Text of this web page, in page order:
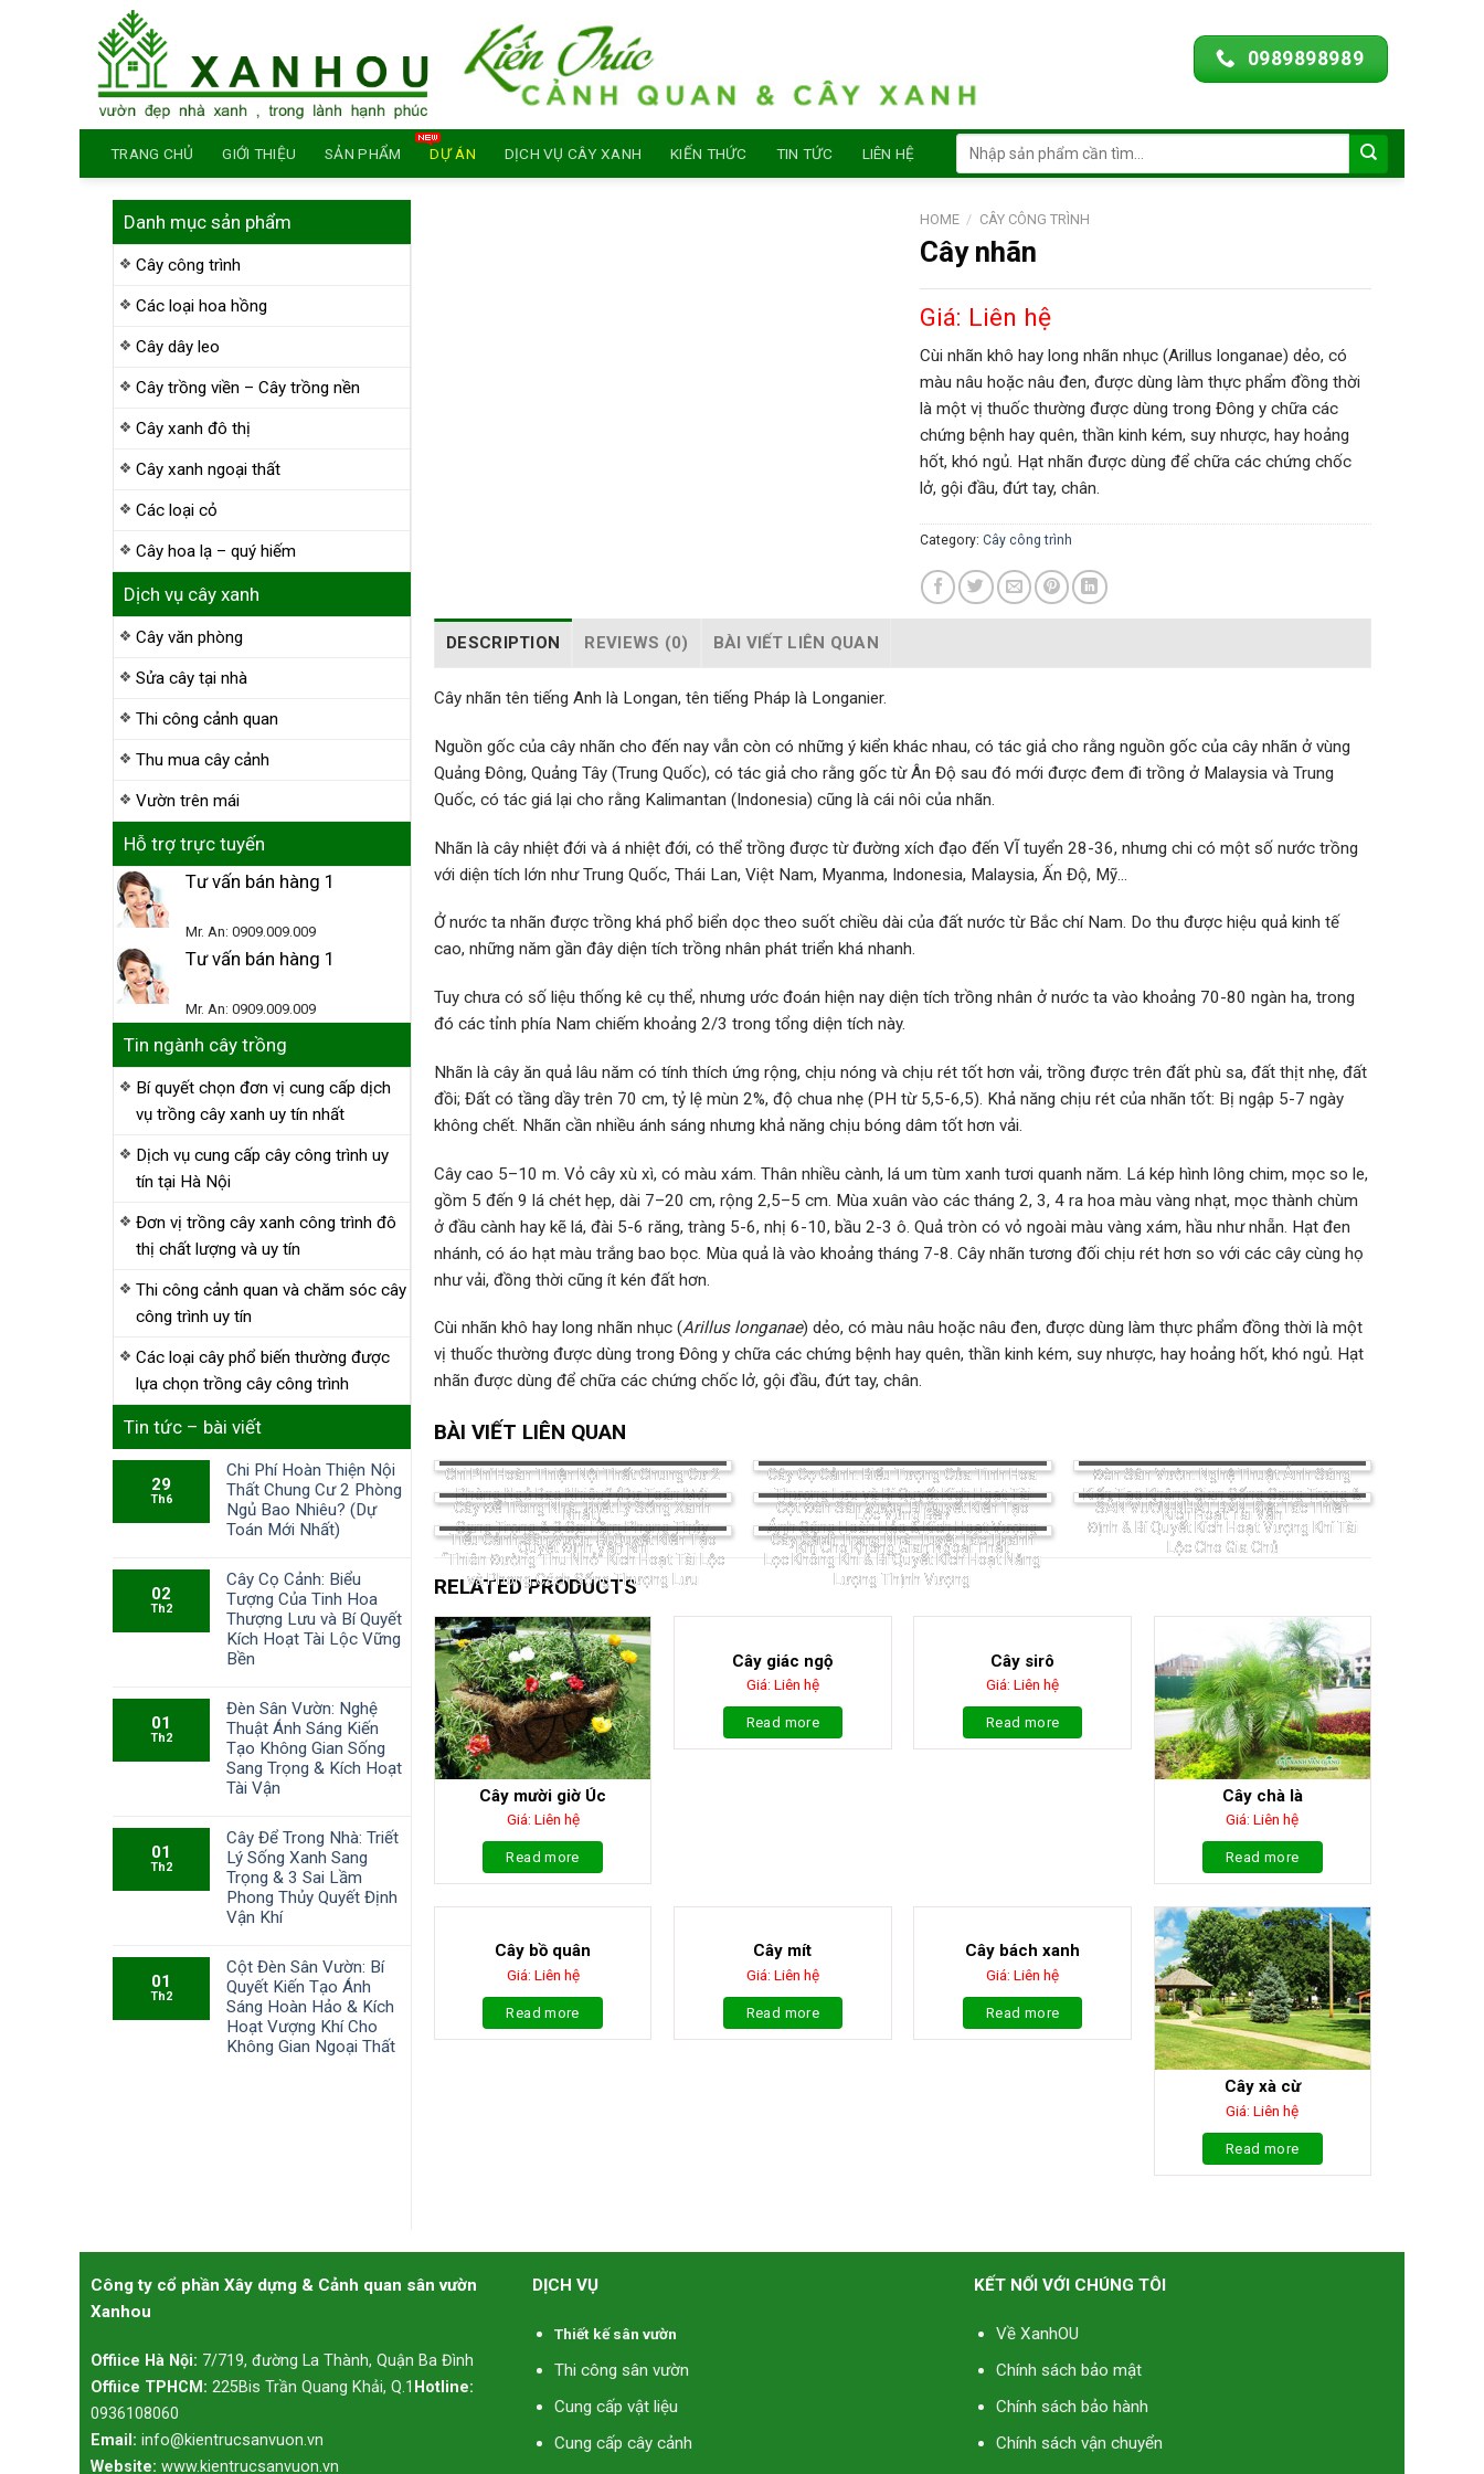
content
0989898989
TRANG CHỦ GIỚI THIỆU SẢN PHẨM DỰ ÁN DỊCH VỤ CÂY XANH KIẾN THỨC TIN TỨC LIÊN HỆ
for:
Danh mục sản phẩm
Cây công trình
Các loại hoa hồng
Cây dây leo
Cây trồng viền – Cây trồng nền
Cây xanh đô thị
Cây xanh ngoại thất
Các loại cỏ
Cây hoa lạ – quý hiếm
Dịch vụ cây xanh
Cây văn phòng
Sửa cây tại nhà
Thi công cảnh quan
Thu mua cây cảnh
Vườn trên mái
Hỗ trợ trực tuyến
Tư vấn bán hàng 1
Mr. An: 0909.009.009
Tư vấn bán hàng 1
Mr. An: 0909.009.009
Tin ngành cây trồng
Bí quyết chọn đơn vị cung cấp dịch
vụ trồng cây xanh uy tín nhất
Dịch vụ cung cấp cây công trình uy
tín tại Hà Nội
Đơn vị trồng cây xanh công trình đô
thị chất lượng và uy tín
Thi công cảnh quan và chăm sóc cây
công trình uy tín
Các loại cây phổ biến thường được
lựa chọn trồng cây công trình
Tin tức – bài viết
29
Th6
Chi Phí Hoàn Thiện Nội
Thất Chung Cư 2 Phòng
Ngủ Bao Nhiêu? (Dự
Toán Mới Nhất)
02
Th2
Cây Cọ Cảnh: Biểu
Tượng Của Tinh Hoa
Thượng Lưu và Bí Quyết
Kích Hoạt Tài Lộc Vững
Bền
01
Th2
Đèn Sân Vườn: Nghệ
Thuật Ánh Sáng Kiến
Tạo Không Gian Sống
Sang Trọng & Kích Hoạt
Tài Vận
01
Th2
Cây Để Trong Nhà: Triết
Lý Sống Xanh Sang
Trọng & 3 Sai Lầm
Phong Thủy Quyết Định
Vận Khí
01
Th2
Cột Đèn Sân Vườn: Bí
Quyết Kiến Tạo Ánh
Sáng Hoàn Hảo & Kích
Hoạt Vượng Khí Cho
Không Gian Ngoại Thất
HOME / CÂY CÔNG TRÌNH
Cây nhãn
Giá: Liên hệ
Cùi nhãn khô hay long nhãn nhục (Arillus longanae) dẻo, có
màu nâu hoặc nâu đen, được dùng làm thực phẩm đồng thời
là một vị thuốc thường được dùng trong Đông y chữa các
chứng bệnh hay quên, thần kinh kém, suy nhược, hay hoảng
hốt, khó ngủ. Hạt nhãn được dùng để chữa các chứng chốc
lở, gội đầu, đứt tay, chân.
Category: Cây công trình
DESCRIPTION REVIEWS (0) BÀI VIẾT LIÊN QUAN
Cây nhãn tên tiếng Anh là Longan, tên tiếng Pháp là Longanier.
Nguồn gốc của cây nhãn cho đến nay vẫn còn có những ý kiển khác nhau, có tác giả cho rằng nguồn gốc của cây nhãn ở vùng
Quảng Đông, Quảng Tây (Trung Quốc), có tác giả cho rằng gốc từ Ân Độ sau đó mới được đem đi trồng ở Malaysia và Trung
Quốc, có tác giá lại cho rằng Kalimantan (Indonesia) cũng là cái nôi của nhãn.
Nhãn là cây nhiệt đới và á nhiệt đới, có thể trồng được từ đường xích đạo đến VĨ tuyển 28-36, nhưng chi có một số nước trồng
với diện tích lớn như Trung Quốc, Thái Lan, Việt Nam, Myanma, Indonesia, Malaysia, Ấn Độ, Mỹ…
Ở nước ta nhãn được trồng khá phổ biển dọc theo suốt chiều dài của đất nước từ Bắc chí Nam. Do thu được hiệu quả kinh tế
cao, những năm gần đây diện tích trồng nhân phát triển khá nhanh.
Tuy chưa có số liệu thống kê cụ thể, nhưng ước đoán hiện nay diện tích trồng nhân ở nước ta vào khoảng 70-80 ngàn ha, trong
đó các tỉnh phía Nam chiếm khoảng 2/3 trong tổng diện tích này.
Nhãn là cây ăn quả lâu năm có tính thích ứng rộng, chịu nóng và chịu rét tốt hơn vải, trồng được trên đất phù sa, đất thịt nhẹ, đất
đồi; Đất có tầng dầy trên 70 cm, tỷ lệ mùn 2%, độ chua nhẹ (PH từ 5,5-6,5). Khả năng chịu rét của nhãn tốt: Bị ngập 5-7 ngày
không chết. Nhãn cần nhiều ánh sáng nhưng khả năng chịu bóng dâm tốt hơn vải.
Cây cao 5–10 m. Vỏ cây xù xì, có màu xám. Thân nhiều cành, lá um tùm xanh tươi quanh năm. Lá kép hình lông chim, mọc so le,
gồm 5 đến 9 lá chét hẹp, dài 7–20 cm, rộng 2,5–5 cm. Mùa xuân vào các tháng 2, 3, 4 ra hoa màu vàng nhạt, mọc thành chùm
ở đầu cành hay kẽ lá, đài 5-6 răng, tràng 5-6, nhị 6-10, bầu 2-3 ô. Quả tròn có vỏ ngoài màu vàng xám, hầu như nhẵn. Hạt đen
nhánh, có áo hạt màu trắng bao bọc. Mùa quả là vào khoảng tháng 7-8. Cây nhãn tương đối chịu rét hơn so với các cây cùng họ
như vải, đồng thời cũng ít kén đất hơn.
Cùi nhãn khô hay long nhãn nhục (Arillus longanae) dẻo, có màu nâu hoặc nâu đen, được dùng làm thực phẩm đồng thời là một
vị thuốc thường được dùng trong Đông y chữa các chứng bệnh hay quên, thần kinh kém, suy nhược, hay hoảng hốt, khó ngủ. Hạt
nhãn được dùng để chữa các chứng chốc lở, gội đầu, đứt tay, chân.
BÀI VIẾT LIÊN QUAN
Chi Phí Hoàn Thiện Nội Thất Chung Cư 2
Phòng Ngủ Bao Nhiêu? (Dự Toán Mới
Nhất)
Cây Cọ Cảnh: Biểu Tượng Của Tinh Hoa
Thượng Lưu và Bí Quyết Kích Hoạt Tài
Lộc Vững Bền
Đèn Sân Vườn: Nghệ Thuật Ánh Sáng
Kiến Tạo Không Gian Sống Sang Trọng &
Kích Hoạt Tài Vận
Cây Để Trong Nhà: Triết Lý Sống Xanh
Sang Trọng & 3 Sai Lầm Phong Thủy
Quyết Định Vận Khí
Cột Đèn Sân Vườn: Bí Quyết Kiến Tạo
Ánh Sáng Hoàn Hảo & Kích Hoạt Vượng
Khí Cho Không Gian Ngoại Thất
SÂN VƯỜN NHẬT BẢN: Kiệt Tác Thiền
Định & Bí Quyết Kích Hoạt Vượng Khí Tài
Lộc Cho Gia Chủ
Tiểu Cảnh Sân Vườn: Bí Quyết Kiến Tạo
“Thiên Đường Thu Nhỏ” Kích Hoạt Tài Lộc
và Phong Cách Sống Thượng Lưu
Cây Cảnh Trong Nhà: Tuyệt Tác Thanh
Lọc Không Khí & Bí Quyết Kích Hoạt Năng
Lượng Thịnh Vượng
RELATED PRODUCTS
Cây mười giờ Úc
Giá: Liên hệ
Read more
Cây giác ngộ
Giá: Liên hệ
Read more
Cây sirô
Giá: Liên hệ
Read more
Cây chà là
Giá: Liên hệ
Read more
Cây bồ quân
Giá: Liên hệ
Read more
Cây mít
Giá: Liên hệ
Read more
Cây bách xanh
Giá: Liên hệ
Read more
Cây xà cừ
Giá: Liên hệ
Read more
Công ty cổ phần Xây dựng & Cảnh quan sân vườn
Xanhou
Offiice Hà Nội: 7/719, đường La Thành, Quận Ba Đình
Offiice TPHCM: 225Bis Trần Quang Khải, Q.1 Hotline:
0936108060
Email: info@kientrucsanvuon.vn
Website: www.kientrucsanvuon.vn
DỊCH VỤ
Thiết kế sân vườn
Thi công sân vườn
Cung cấp vật liệu
Cung cấp cây cảnh
KẾT NỐI VỚI CHÚNG TÔI
Về XanhOU
Chính sách bảo mật
Chính sách bảo hành
Chính sách vận chuyển